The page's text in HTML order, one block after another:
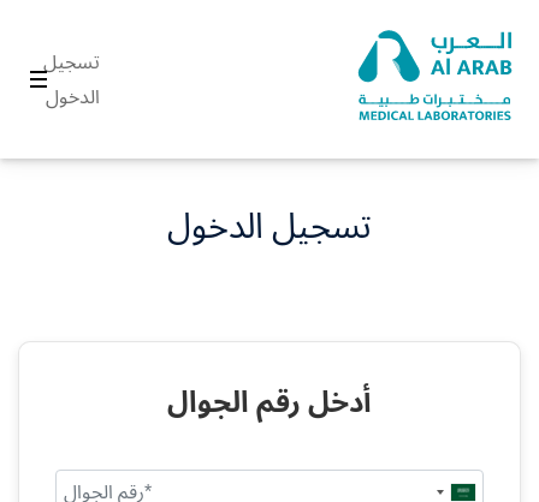
تسجيل
الدخول
تسجيل الدخول
أدخل رقم الجوال